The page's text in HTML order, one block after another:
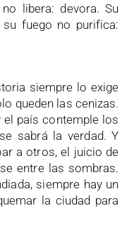
libera: devora. Su
fuego no purifica:
siempre lo exige
queden las cenizas.
el país contemple los
sabrá la verdad. Y
a otros, el juicio de
entre las sombras.
siempre hay un
la ciudad para